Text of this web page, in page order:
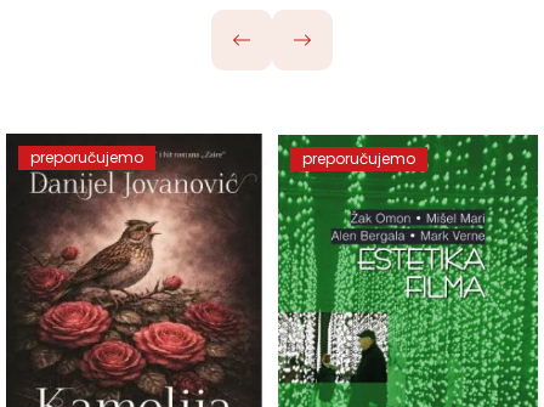
preporučujemo preporučujemo